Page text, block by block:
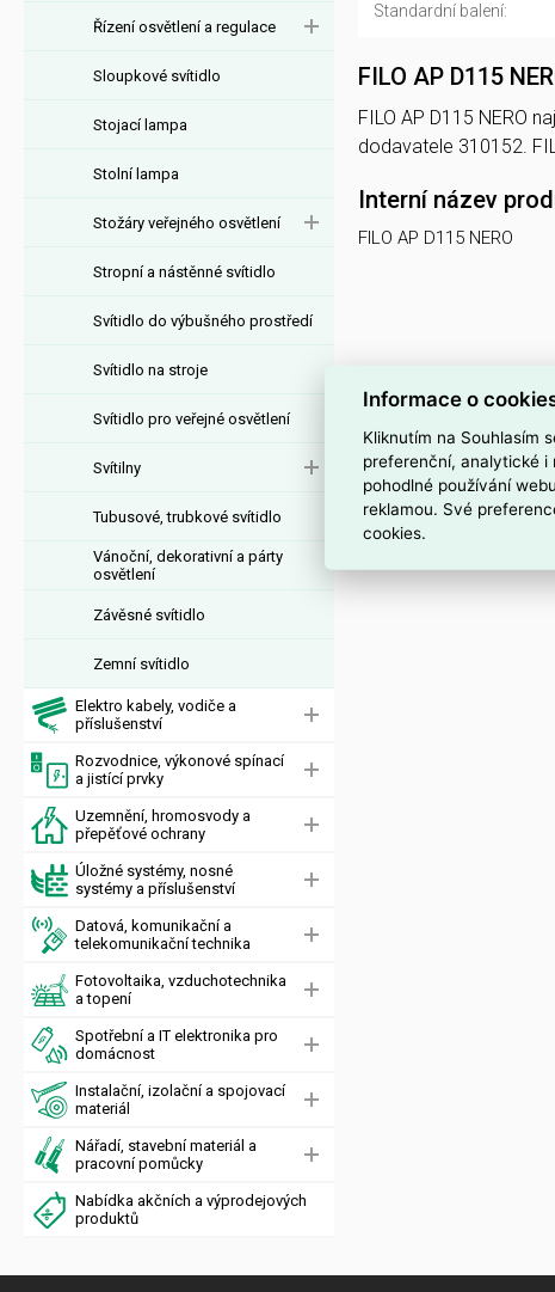
Řízení osvětlení a regulace
Sloupkové svítidlo
Stojací lampa
Stolní lampa
Stožáry veřejného osvětlení
Stropní a nástěnné svítidlo
Svítidlo do výbušného prostředí
Svítidlo na stroje
Svítidlo pro veřejné osvětlení
Svítilny
Tubusové, trubkové svítidlo
Vánoční, dekorativní a párty
osvětlení
Závěsné svítidlo
Zemní svítidlo
Elektro kabely, vodiče a
příslušenství
Rozvodnice, výkonové spínací
a jistící prvky
Uzemnění, hromosvody a
přepěťové ochrany
Úložné systémy, nosné
systémy a příslušenství
Datová, komunikační a
telekomunikační technika
Fotovoltaika, vzduchotechnika
a topení
Spotřební a IT elektronika pro
domácnost
Instalační, izolační a spojovací
materiál
Nářadí, stavební materiál a
pracovní pomůcky
Nabídka akčních a výprodejových
produktů
Standardní balení:
FILO AP D115
FILO AP D115 NERO
dodavatele 310152.
Interní název
FILO AP D115 NERO
Informace o
Kliknutím na Souhlasím
preferenční, analytické i
pohodlné používání
reklamou. Své
cookies.